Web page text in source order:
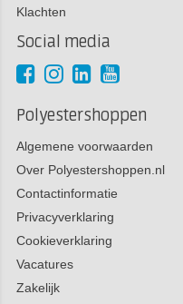
Klachten
Social media
Polyestershoppen
Algemene voorwaarden
Over Polyestershoppen.nl
Contactinformatie
Privacyverklaring
Cookieverklaring
Vacatures
Zakelijk